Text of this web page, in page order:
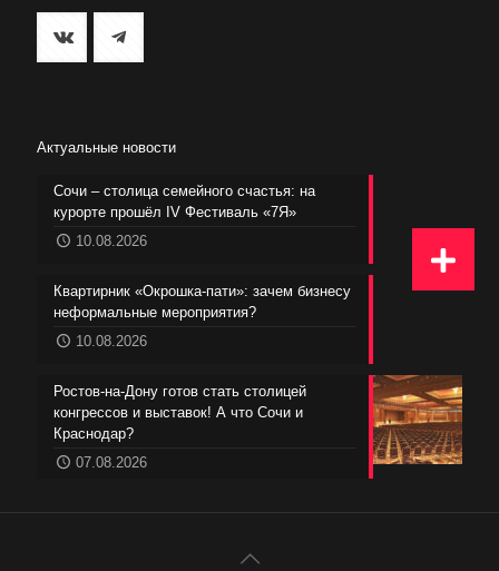
Актуальные новости
Сочи – столица семейного счастья: на
курорте прошёл IV Фестиваль «7Я»
10.08.2026
Квартирник «Окрошка-пати»: зачем бизнесу
неформальные мероприятия?
10.08.2026
Ростов-на-Дону готов стать столицей
конгрессов и выставок! А что Сочи и
Краснодар?
07.08.2026